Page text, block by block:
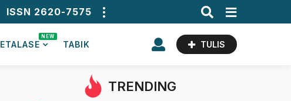
ISSN 2620-7575
ETALASE
NEW
TABIK TULIS
TRENDING